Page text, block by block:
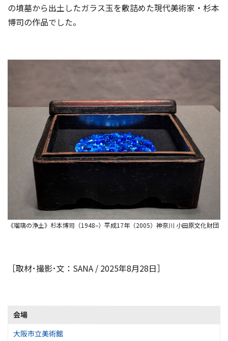
の墳墓から出土したガラス玉を敷詰めた現代美術家・杉本
博司の作品でした。
《瑠璃の浄土》杉本博司（1948–）平成17年（2005）神奈川 小田原文化財団
［取材･撮影･文：SANA / 2025年8月28日］
会場
大阪市立美術館